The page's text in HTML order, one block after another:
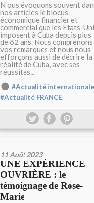
N ous évoquons souvent
nos articles le blocus
économique financier et
commercial que les Etats-
imposent à Cuba depuis plus
de 62 ans. Nous comprenons
vos remarques et nous nous
efforçons aussi de décrire la
réalité de Cuba, avec ses
réussites...
#Actualité internationale
#Actualité FRANCE
11 Août 2023
UNE EXPÉRIENCE
OUVRIÈRE : le
témoignage de Rose-
Marie